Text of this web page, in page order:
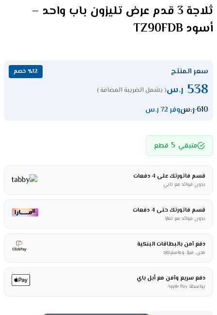
ثلاجة 3 قدم عرض تليزون باب واحد –
أسود TZ90FDB
سعر المنتج ٪12 خصم
538 ر.س( يشمل الضريبة المضافة )
610ر.سوفر 72 ر.س
متبقي 5 قطع
قسم فاتورتك على 4 دفعات
بدون فوائد مع تابي
قسم فاتورتك حتى 4 دفعات
بدون فوائد مع تمارا
دفع آمن بالبطاقات البنكية
مدى، فيزا، وماستركارد
دفع سريع وآمن مع أبل باي
بواسطة Apple Pay